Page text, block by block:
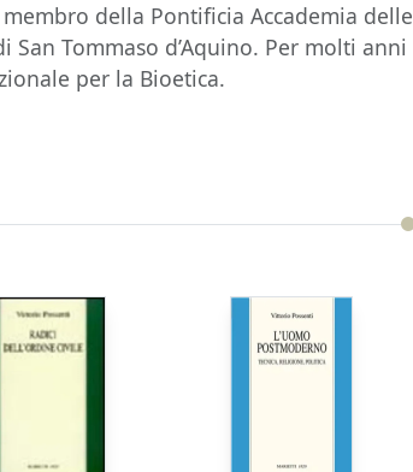
membro della Pontificia Accademia delle
San Tommaso d’Aquino. Per molti anni
per la Bioetica.